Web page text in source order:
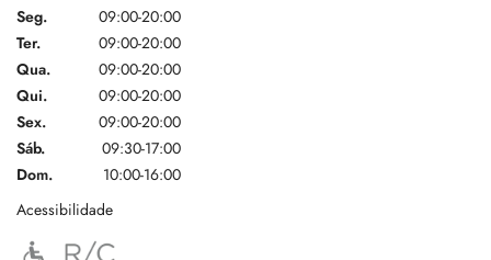
Seg.
09:00-20:00
Ter.
09:00-20:00
Qua.
09:00-20:00
Qui.
09:00-20:00
Sex.
09:00-20:00
Sáb.
09:30-17:00
Dom.
10:00-16:00
Acessibilidade